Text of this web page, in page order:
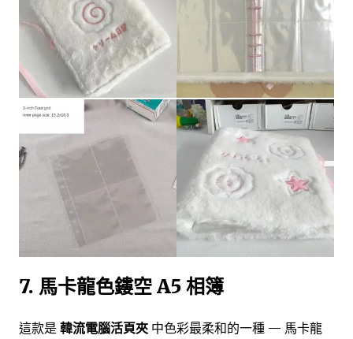
7. 馬卡龍色鏤空 A5 相簿
這款是 韓流電腦活頁夾 中色彩最柔和的一種 — 馬卡龍